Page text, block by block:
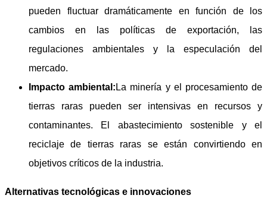
pueden fluctuar dramáticamente en función de los
cambios en las políticas de exportación, las
regulaciones ambientales y la especulación del
mercado.
Impacto ambiental: La minería y el procesamiento de
tierras raras pueden ser intensivas en recursos y
contaminantes. El abastecimiento sostenible y el
reciclaje de tierras raras se están convirtiendo en
objetivos críticos de la industria.
Alternativas tecnológicas e innovaciones